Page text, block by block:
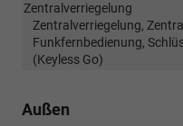
Zentralverriegelung
Zentralverriegelung,
Funkfernbedienung,
(Keyless Go)
Außen